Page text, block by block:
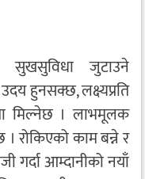
सुखसुविधा जुटाउने
हुनसक्छ, लक्ष्यप्रति
मिल्नेछ । लाभमूलक
रोकिएको काम बन्ने र
गर्दा आम्दानीको नयाँ